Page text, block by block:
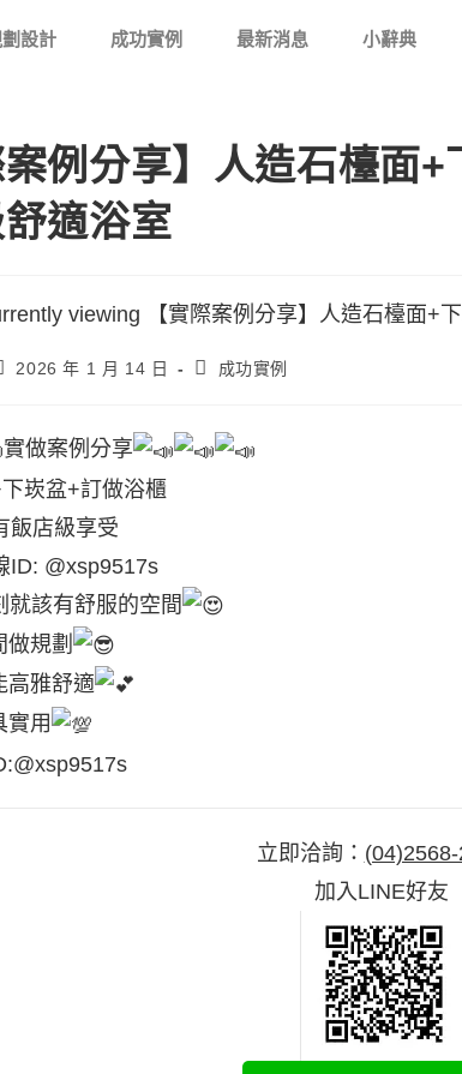
設計 成功實例 最新消息 小辭典
案例分享】人造石檯面
適浴室
2026 年 1 月 14 日 成功實例
實做案例分享
崁盆+訂做浴櫃
飯店級享受
ID: @xsp9517s
就該有舒服的空間
規劃
高雅舒適
實用
立即洽詢：
加入LINE好友